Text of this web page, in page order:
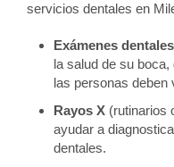
servicios dentales en
Exámenes dentales
la salud de su
las personas deben
Rayos X (rutinarios
ayudar a
dentales.